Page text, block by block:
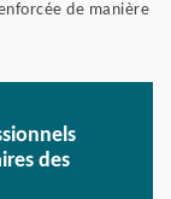
de manière
des